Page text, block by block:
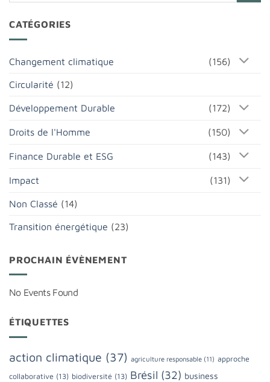
CATÉGORIES
Changement climatique (156)
Circularité (12)
Développement Durable (172)
Droits de l'Homme (150)
Finance Durable et ESG (143)
Impact (131)
Non Classé (14)
Transition énergétique (23)
PROCHAIN ÉVÈNEMENT
No Events Found
ÉTIQUETTES
action climatique (37) agriculture responsable (11) approche
collaborative (13) biodiversité (13) Brésil (32) business